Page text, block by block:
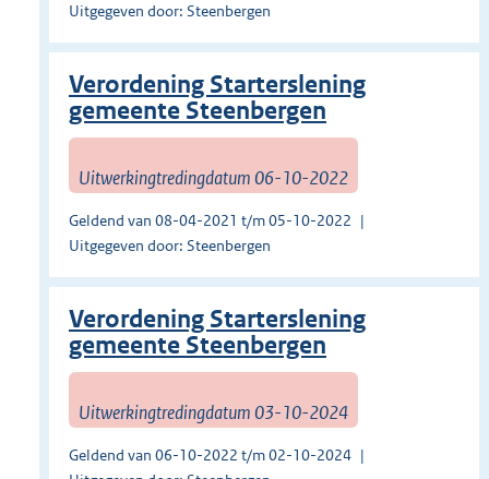
Uitgegeven door: Steenbergen
Verordening Starterslening
gemeente Steenbergen
Uitwerkingtredingdatum 06-10-2022
Geldend van 08-04-2021 t/m 05-10-2022
Uitgegeven door: Steenbergen
Verordening Starterslening
gemeente Steenbergen
Uitwerkingtredingdatum 03-10-2024
Geldend van 06-10-2022 t/m 02-10-2024